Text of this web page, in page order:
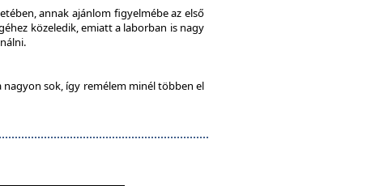
annak ajánlom figyelmébe az első
közeledik, emiatt a laborban is nagy
sok, így remélem minél többen el